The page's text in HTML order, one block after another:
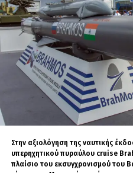
⚓ Various naval exercises:
threats, refueling at sea
two 🇨🇾 patrol…
— The 🇫🇷 Joint Staff –
(@FrenchForces)
August 5,
Στην αξιολόγηση της ναυτικής
υπερηχητικού πυραύλου cruise
πλαίσιο του εκσυγχρονισμού του